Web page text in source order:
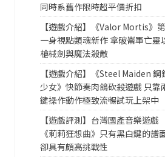
同時系舊作限時超平價折扣
【遊戲介紹】《Valor Mortis》第
一身視點類魂新作 拿破崙軍亡靈
槍械劍與魔法殺敵
【遊戲介紹】《Steel Maiden 鋼
少女》快節奏肉鴿砍殺遊戲 只靠
鍵操作動作極致流暢試玩上架中
【遊戲評測】台灣國產音樂遊戲
《莉莉狂想曲》只有黑白鍵的譜
卻具有頗高挑戰性